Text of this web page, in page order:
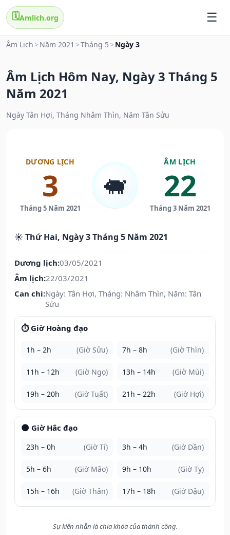
🗓️Amlich.org
Âm Lịch > Năm 2021 >Tháng 5 > Ngày 3
Âm Lịch Hôm Nay, Ngày 3 Tháng 5
Năm 2021
Ngày Tân Hợi, Tháng Nhâm Thìn, Năm Tân Sửu
DƯƠNG LỊCH
3
Tháng 5 Năm 2021
🐖
ÂM LỊCH
22
Tháng 3 Năm 2021
☀️ Thứ Hai, Ngày 3 Tháng 5 Năm 2021
Dương lịch:03/05/2021
Âm lịch:22/03/2021
Can chi:Ngày: Tân Hợi, Tháng: Nhâm Thìn, Năm: Tân
Sửu
⏱️ Giờ Hoàng đạo
1h – 2h (Giờ Sửu) 7h – 8h (Giờ Thìn)
11h – 12h (Giờ Ngọ) 13h – 14h (Giờ Mùi)
19h – 20h (Giờ Tuất) 21h – 22h (Giờ Hợi)
🌑 Giờ Hắc đạo
23h – 0h (Giờ Tí) 3h – 4h (Giờ Dần)
5h – 6h (Giờ Mão) 9h – 10h (Giờ Tỵ)
15h – 16h (Giờ Thân) 17h – 18h (Giờ Dậu)
Sự kiên nhẫn là chìa khóa của thành công.